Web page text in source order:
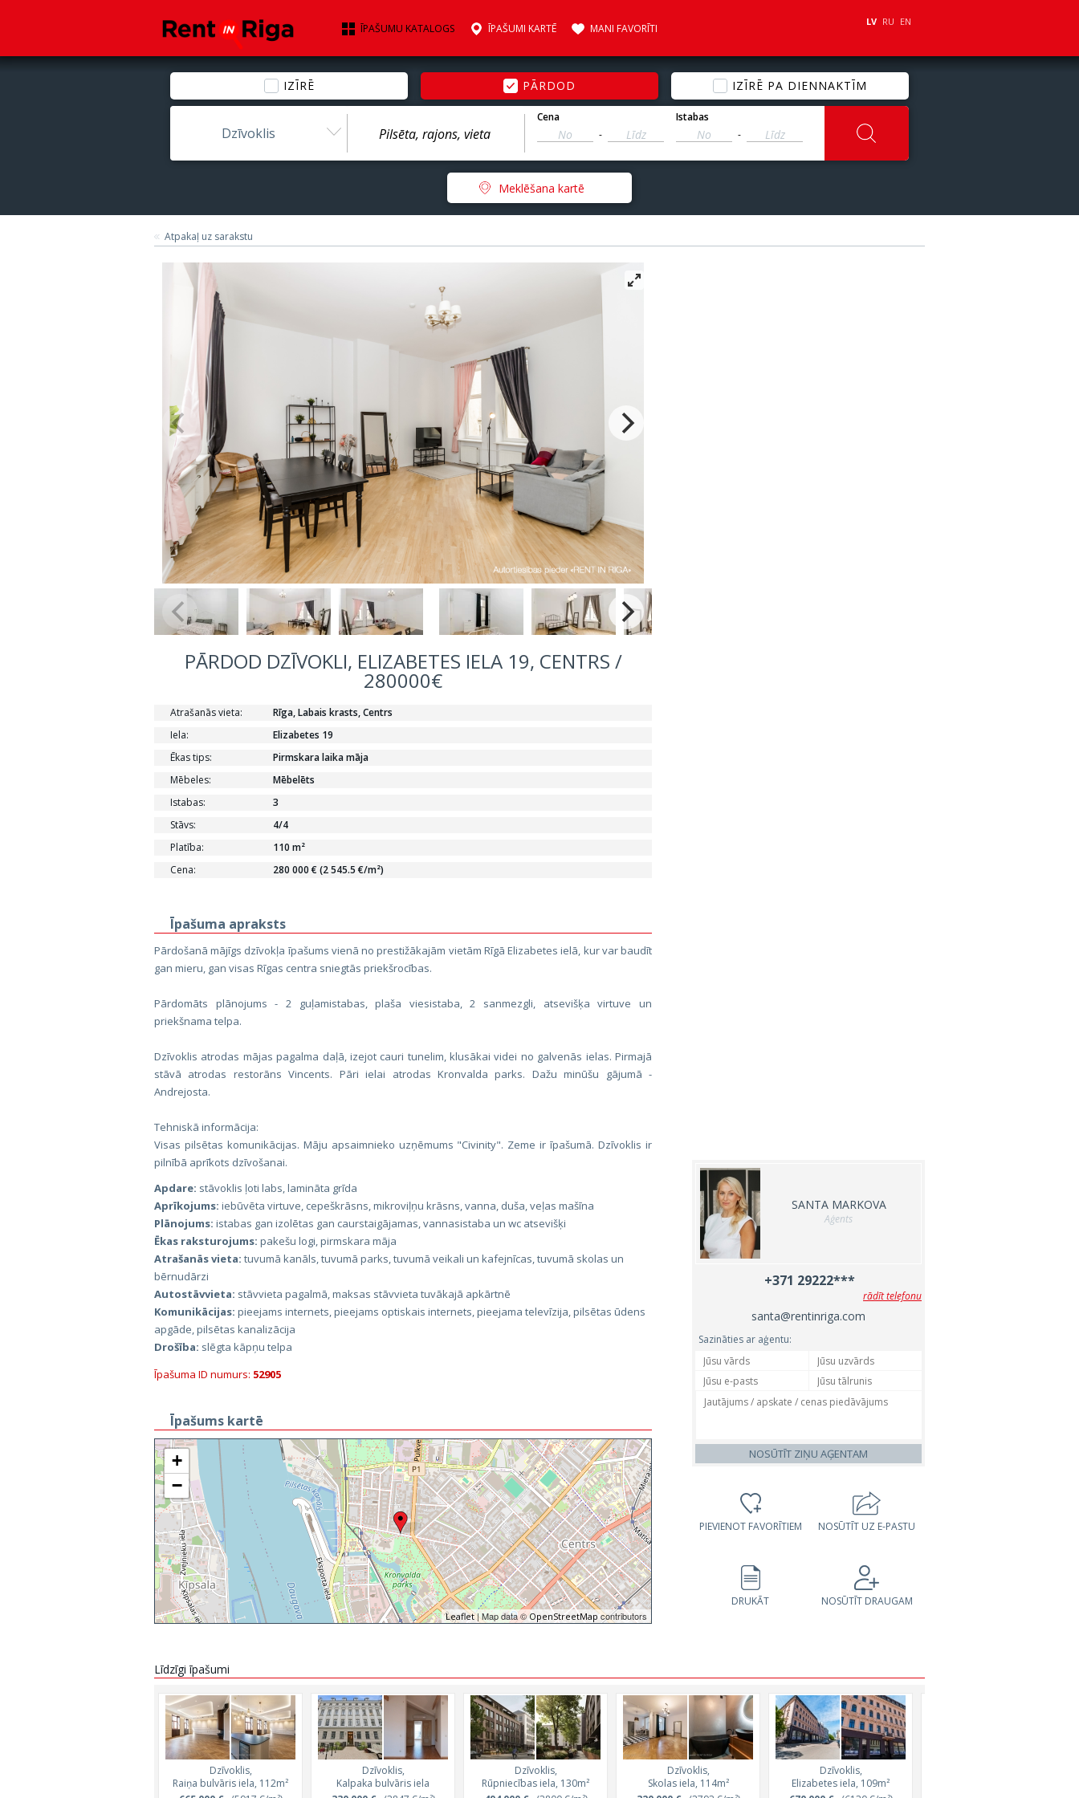
ĪPAŠUMU KATALOGS ĪPAŠUMI KARTĒ MANI FAVORĪTI
LV RU EN
IZĪRĒ PĀRDOD IZĪRĒ PA DIENNAKTĪM
Dzīvoklis
Cena
-
Istabas
-
Meklēšana kartē
Atpakaļ uz sarakstu
PĀRDOD DZĪVOKLI, ELIZABETES IELA 19, CENTRS /
280000€
Atrašanās vieta:
Rīga, Labais krasts, Centrs
Iela:
Elizabetes 19
Ēkas tips:
Pirmskara laika māja
Mēbeles:
Mēbelēts
Istabas:
3
Stāvs:
4/4
Platība:
110 m²
Cena:
280 000 € (2 545.5 €/m²)
Īpašuma apraksts
Pārdošanā mājīgs dzīvokļa īpašums vienā no prestižākajām vietām Rīgā Elizabetes ielā, kur var baudīt
gan mieru, gan visas Rīgas centra sniegtās priekšrocības.
Pārdomāts plānojums - 2 guļamistabas, plaša viesistaba, 2 sanmezgli, atsevišķa virtuve un
priekšnama telpa.
Dzīvoklis atrodas mājas pagalma daļā, izejot cauri tunelim, klusākai videi no galvenās ielas. Pirmajā
stāvā atrodas restorāns Vincents. Pāri ielai atrodas Kronvalda parks. Dažu minūšu gājumā -
Andrejosta.
Tehniskā informācija:
Visas pilsētas komunikācijas. Māju apsaimnieko uzņēmums "Civinity". Zeme ir īpašumā. Dzīvoklis ir
pilnībā aprīkots dzīvošanai.
Apdare: stāvoklis ļoti labs, lamināta grīda
Aprīkojums: iebūvēta virtuve, cepeškrāsns, mikroviļņu krāsns, vanna, duša, veļas mašīna
Plānojums: istabas gan izolētas gan caurstaigājamas, vannasistaba un wc atsevišķi
Ēkas raksturojums: pakešu logi, pirmskara māja
Atrašanās vieta: tuvumā kanāls, tuvumā parks, tuvumā veikali un kafejnīcas, tuvumā skolas un
bērnudārzi
Autostāvvieta: stāvvieta pagalmā, maksas stāvvieta tuvākajā apkārtnē
Komunikācijas: pieejams internets, pieejams optiskais internets, pieejama televīzija, pilsētas ūdens
apgāde, pilsētas kanalizācija
Drošība: slēgta kāpņu telpa
Īpašuma ID numurs: 52905
Īpašums kartē
+
−
Leaflet| Map data ©OpenStreetMapcontributors
SANTA MARKOVA
Aģents
+371 29222***
rādīt telefonu
santa@rentinriga.com
Sazināties ar aģentu:
NOSŪTĪT ZIŅU AĢENTAM
PIEVIENOT FAVORĪTIEM NOSŪTĪT UZ E-PASTU
DRUKĀT NOSŪTĪT DRAUGAM
Līdzīgi īpašumi
Dzīvoklis,
Raiņa bulvāris iela, 112m²
Dzīvoklis,
Kalpaka bulvāris iela
Dzīvoklis,
Rūpniecības iela, 130m²
Dzīvoklis,
Skolas iela, 114m²
Dzīvoklis,
Elizabetes iela, 109m²